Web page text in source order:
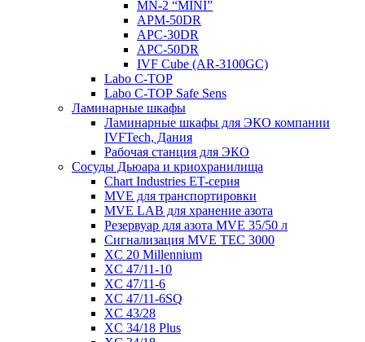
MN-2 “MINI”
APM-50DR
APC-30DR
APC-50DR
IVF Cube (AR-3100GC)
Labo С-ТОР
Labo С-ТОР Safe Sens
Ламинарные шкафы
Ламинарные шкафы для ЭКО компании
IVFTech, Дания
Рабочая станция для ЭКО
Сосуды Дьюара и криохранилища
Chart Industries ET-серия
MVE для транспортировки
MVE LAB для хранение азота
Резервуар для азота MVE 35/50 л
Сигнализация MVE TEC 3000
XC 20 Millennium
XC 47/11-10
XC 47/11-6
XC 47/11-6SQ
XC 43/28
XC 34/18 Plus